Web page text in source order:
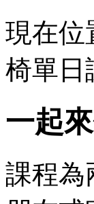
現在位
椅單日
一起
課程為